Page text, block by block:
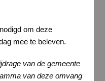
om deze
mee te beleven.
van de gemeente
van deze omvang